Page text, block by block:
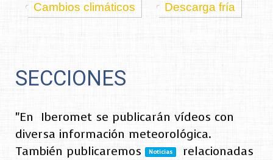
Cambios climáticos Descarga fría
SECCIONES
"En
Iberomet se publicarán vídeos con
diversa información meteorológica.
También publicaremos
Noticias
relacionadas